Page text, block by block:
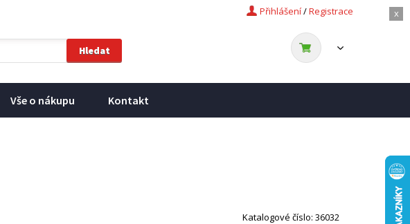
x
Registrace
/
Přihlášení
Vše o nákupu Kontakt
Katalogové číslo: 36032